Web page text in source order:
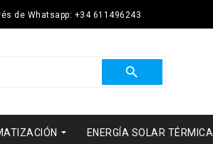
de Whatsapp: +34 611496243

 ENERGÍA SOLAR TÉRMICA